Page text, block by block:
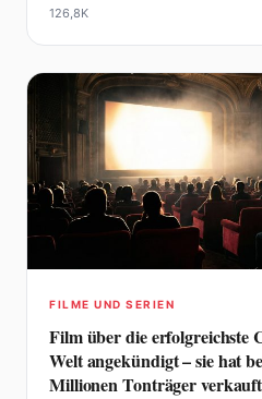
126,8K
FILME UND SERIEN
Film über die erfolgreichste
Welt angekündigt – sie hat
Millionen Tonträger verkauft